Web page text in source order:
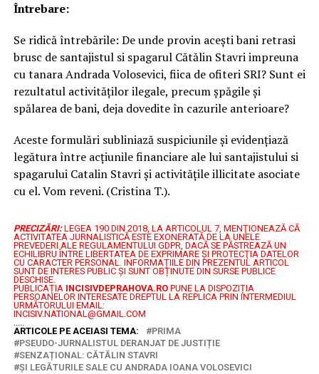
Întrebare:
Se ridică întrebările: De unde provin acești bani retrasi
brusc de santajistul si spagarul Cătălin Stavri impreuna
cu tanara Andrada Volosevici, fiica de ofiteri SRI? Sunt ei
rezultatul activităților ilegale, precum șpăgile și
spălarea de bani, deja dovedite în cazurile anterioare?
Aceste formulări subliniază suspiciunile și evidențiază
legătura între acțiunile financiare ale lui santajistului si
spagarului Catalin Stavri și activitățile illicitate asociate
cu el. Vom reveni. (Cristina T.).
PRECIZĂRI: LEGEA 190 DIN 2018, LA ARTICOLUL 7, MENŢIONEAZĂ CĂ
ACTIVITATEA JURNALISTICĂ ESTE EXONERATĂ DE LA UNELE
PREVEDERI ALE REGULAMENTULUI GDPR, DACĂ SE PĂSTREAZĂ UN
ECHILIBRU ÎNTRE LIBERTATEA DE EXPRIMARE ŞI PROTECŢIA DATELOR
CU CARACTER PERSONAL. INFORMAȚIILE DIN PREZENTUL ARTICOL
SUNT DE INTERES PUBLIC ȘI SUNT OBȚINUTE DIN SURSE PUBLICE
DESCHISE.
PUBLICAȚIA INCISIVDEPRAHOVA.ROPUNE LA DISPOZIȚIA
PERSOANELOR INTERESATE DREPTUL LA REPLICA PRIN INTERMEDIUL
URMĂTORULUI EMAIL:
INCISIV.NATIONAL@GMAIL.COM
.....
ARTICOLE PE ACEIASI TEMA:
PRIMA
PSEUDO-JURNALISTUL DERANJAT DE JUSTIȚIE
SENZAȚIONAL: CĂTĂLIN STAVRI
ȘI LEGĂTURILE SALE CU ANDRADA IOANA VOLOSEVICI